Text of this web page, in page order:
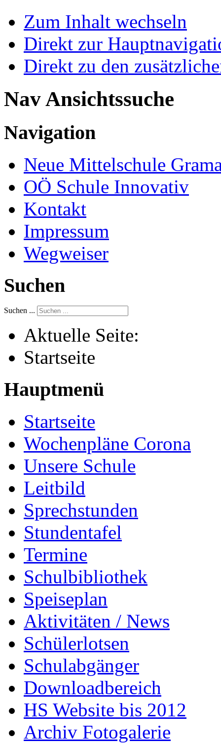
Zum Inhalt wechseln
Direkt zur
Direkt zu den
Nav Ansichtssuche
Navigation
Neue Mittelschule
OÖ Schule Innovativ
Kontakt
Impressum
Wegweiser
Suchen
Suchen ...
Aktuelle Seite:
Startseite
Hauptmenü
Startseite
Wochenpläne Corona
Unsere Schule
Leitbild
Sprechstunden
Stundentafel
Termine
Schulbibliothek
Speiseplan
Aktivitäten / News
Schülerlotsen
Schulabgänger
Downloadbereich
HS Website bis 2012
Archiv Fotogalerie